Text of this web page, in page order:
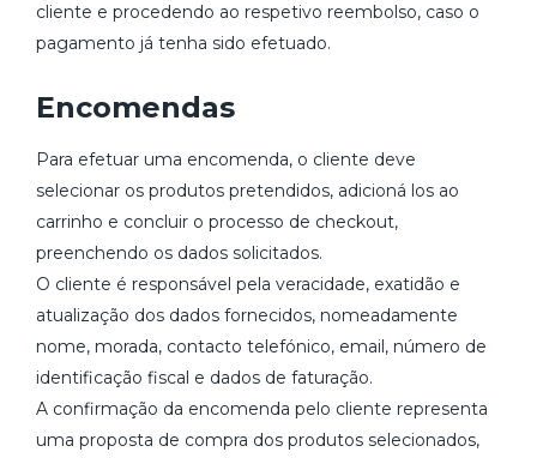
cliente e procedendo ao respetivo reembolso, caso o
pagamento já tenha sido efetuado.
Encomendas
Para efetuar uma encomenda, o cliente deve
selecionar os produtos pretendidos, adicioná los ao
carrinho e concluir o processo de checkout,
preenchendo os dados solicitados.
O cliente é responsável pela veracidade, exatidão e
atualização dos dados fornecidos, nomeadamente
nome, morada, contacto telefónico, email, número de
identificação fiscal e dados de faturação.
A confirmação da encomenda pelo cliente representa
uma proposta de compra dos produtos selecionados,